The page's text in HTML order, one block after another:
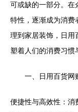
可或缺的一部分。在
特性，逐渐成为消费
理到家居装饰，日用
塑着人们的消费习惯
一、日用百货网
便捷性与高效性：消